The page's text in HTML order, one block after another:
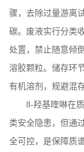
骤，去除过量游离
碳。废液实行分类
处置，禁止随意倾倒
溶胶颗粒。储存环
有机溶剂，规避混
8-羟基喹啉在
类安全隐患，但通
全可控，是保障质